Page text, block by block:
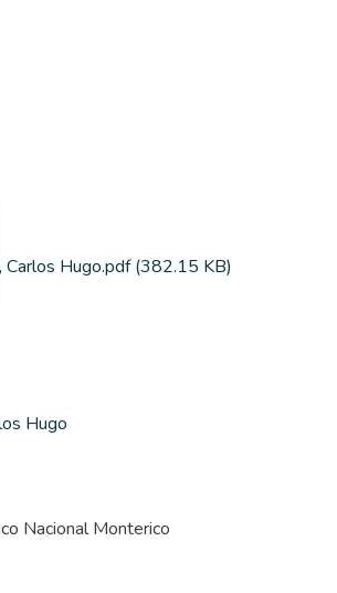
Carlos Hugo.pdf(382.15 KB)
Hugo
Nacional Monterico